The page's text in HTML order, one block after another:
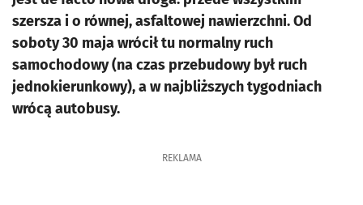
szersza i o równej, asfaltowej nawierzchni. Od
soboty 30 maja wrócił tu normalny ruch
samochodowy (na czas przebudowy był ruch
jednokierunkowy), a w najbliższych tygodniach
wrócą autobusy.
REKLAMA